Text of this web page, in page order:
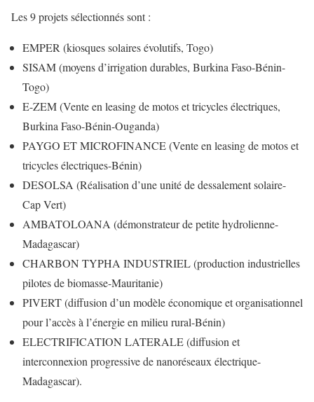
Les 9 projets sélectionnés sont :
EMPER (kiosques solaires évolutifs, Togo)
SISAM (moyens d’irrigation durables, Burkina Faso-Bénin-
Togo)
E-ZEM (Vente en leasing de motos et tricycles électriques,
Burkina Faso-Bénin-Ouganda)
PAYGO ET MICROFINANCE (Vente en leasing de motos et
tricycles électriques-Bénin)
DESOLSA (Réalisation d’une unité de dessalement solaire-
Cap Vert)
AMBATOLOANA (démonstrateur de petite hydrolienne-
Madagascar)
CHARBON TYPHA INDUSTRIEL (production industrielles
pilotes de biomasse-Mauritanie)
PIVERT (diffusion d’un modèle économique et organisationnel
pour l’accès à l’énergie en milieu rural-Bénin)
ELECTRIFICATION LATERALE (diffusion et
interconnexion progressive de nanoréseaux électrique-
Madagascar).